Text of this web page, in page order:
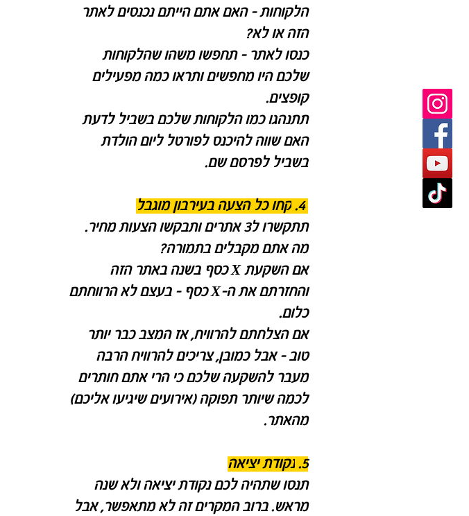
הלקוחות - האם אתם הייתם נכנסים לאתר
הזה או לא?
כנסו לאתר - תחפשו משהו שהלקוחות
שלכם היו מחפשים ותראו כמה מפעילים
קופצים.
תתנהגו כמו הלקוחות שלכם בשביל לדעת
האם שווה להיכנס לפורטל ליום הולדת
בשביל לפרסם שם.
4.
קחו כל הצעה בעירבון מוגבל
תתקשרו ל3 אתרים ותבקשו הצעות מחיר.
מה אתם מקבלים בתמורה?
אם השקעת X כסף בשנה באתר הזה
והחזרתם את ה-X כסף - בעצם לא הרווחתם
כלום.
אם הצלחתם להרוויח, אז המצב כבר יותר
טוב - אבל כמובן, צריכים להרוויח הרבה
מעבר להשקעה שלכם כי הרי אתם חותרים
לכמה שיותר תפוקה (אירועים שיגיעו אליכם)
מהאתר.
5. נקודת יציאה
תנסו שתהיה לכם נקודת יציאה ולא שנה
מראש. ברוב המקרים זה לא מתאפשר, אבל